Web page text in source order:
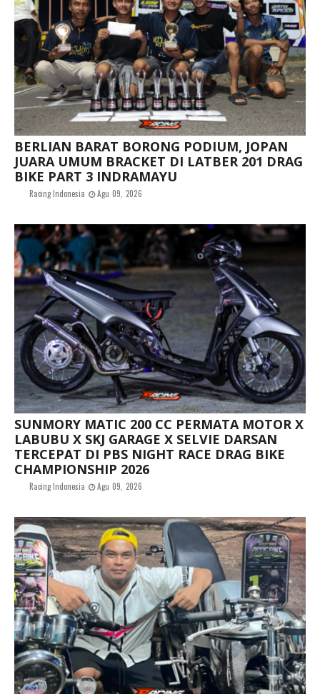
BERLIAN BARAT BORONG PODIUM, JOPAN
JUARA UMUM BRACKET DI LATBER 201 DRAG
BIKE PART 3 INDRAMAYU
Racing Indonesia Agu 09, 2026
SUNMORY MATIC 200 CC PERMATA MOTOR X
LABUBU X SKJ GARAGE X SELVIE DARSAN
TERCEPAT DI PBS NIGHT RACE DRAG BIKE
CHAMPIONSHIP 2026
Racing Indonesia Agu 09, 2026